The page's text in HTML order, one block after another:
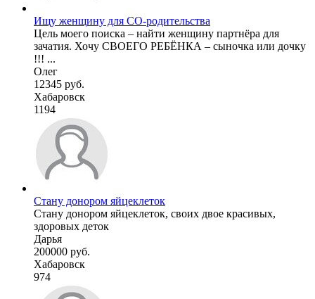
Ищу женщину для СО-родительства
Цель моего поиска – найти женщину партнёра для
зачатия. Хочу СВОЕГО РЕБЁНКА – сыночка или дочку
!!! ...
Олег
12345 руб.
Хабаровск
1194
Стану донором яйцеклеток
Стану донором яйцеклеток, своих двое красивых,
здоровых деток
Дарья
200000 руб.
Хабаровск
974